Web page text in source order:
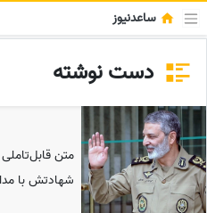
ساعدنیوز
دست نوشته
متن
شهادتش با